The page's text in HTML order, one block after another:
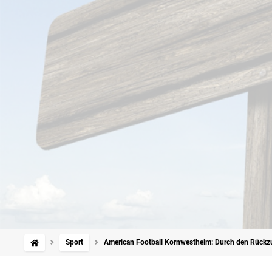
Sport American Football Kornwestheim: Durch den